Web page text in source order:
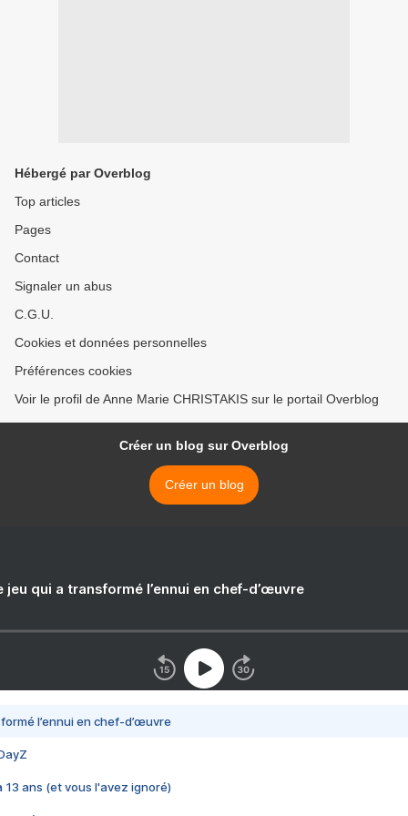
Hébergé par Overblog
Top articles
Pages
Contact
Signaler un abus
C.G.U.
Cookies et données personnelles
Préférences cookies
Voir le profil de Anne Marie CHRISTAKIS sur le portail Overblog
Créer un blog sur Overblog
Créer un blog
jeu qui a transformé l’ennui en chef-d’œuvre
l’ennui en chef-d’œuvre
13 ans (et vous l'avez ignoré)